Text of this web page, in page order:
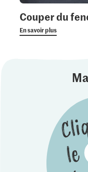
Couper du
En savoir plus